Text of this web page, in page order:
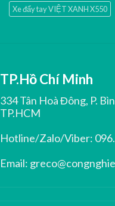
Xe đẩy tay VIỆT XANH X550
TP.Hồ Chí Minh
334 Tân Hoà Đông, P.
TP.HCM
Hotline/Zalo/Viber:
Email: